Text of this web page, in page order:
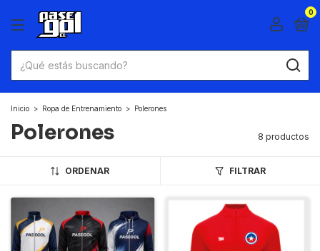
0
Inicio > Ropa de Entrenamiento > Polerones
Polerones 8 productos
ORDENAR FILTRAR